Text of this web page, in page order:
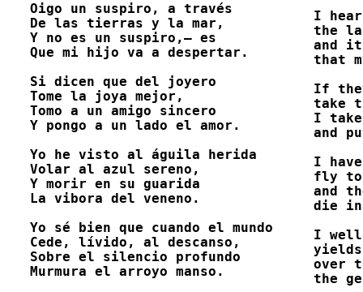
Oigo un suspiro, a través
De las tierras y la mar,
Y no es un suspiro,– es
Que mi hijo va a despertar.
Si dicen que del joyero
Tome la joya mejor,
Tomo a un amigo sincero
Y pongo a un lado el amor.
Yo he visto al águila herida
Volar al azul sereno,
Y morir en su guarida
La vibora del veneno.
Yo sé bien que cuando el mundo
Cede, lívido, al descanso,
Sobre el silencio profundo
Murmura el arroyo manso.
I
the
and
that
If
take
I
and
I
fly to
and
die
I well
over
the